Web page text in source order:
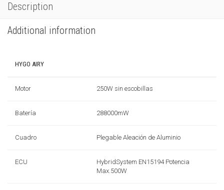
Description
Additional information
HYGO AIRY
Motor 250W sin escobillas
Batería 288000mW
Cuadro Plegable Aleación de Aluminio
ECU
HybridSystem EN15194 Potencia
Max.500W